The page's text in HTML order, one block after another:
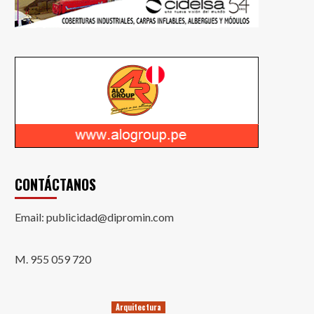
CONTÁCTANOS
Email: publicidad@dipromin.com
M. 955 059 720
Arquitectura